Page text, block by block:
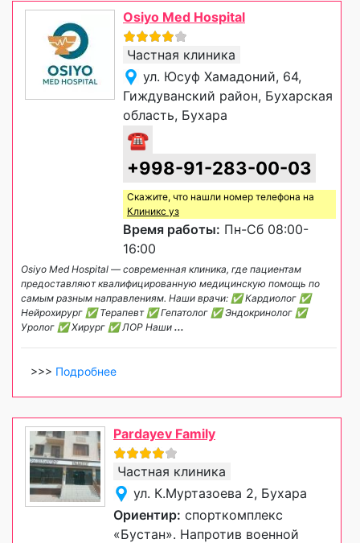
Osiyo Med Hospital
Частная клиника
ул. Юсуф Хамадоний, 64,
Гиждуванский район, Бухарская
область, Бухара
☎
+998-91-283-00-03
Скажите, что нашли номер телефона на
Клиникс уз
Время работы: Пн-Сб 08:00-
16:00
Osiyo Med Hospital — современная клиника, где пациентам
предоставляют квалифицированную медицинскую помощь по
самым разным направлениям. Наши врачи: ✅ Кардиолог ✅
Нейрохирург ✅ Терапевт ✅ Гепатолог ✅ Эндокринолог ✅
Уролог ✅ Хирург ✅ ЛОР Наши ...
>>> Подробнее
Pardayev Family
Частная клиника
ул. К.Муртазоева 2, Бухара
Ориентир: спорткомплекс
«Бустан». Напротив военной